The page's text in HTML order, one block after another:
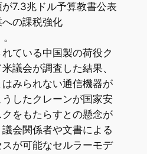
7.3兆ドル予算教書公表
への課税強化
ている中国製の荷役ク
議会が調査した結果、
みられない通信機器が
したクレーンが国家安
をもたらすとの懸念が
会関係者や文書による
が可能なセルラーモデ